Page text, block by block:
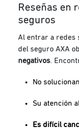
Reseñas en
seguros
Al entrar a redes
del seguro AXA
negativos.
No
Su atención
Es difícil